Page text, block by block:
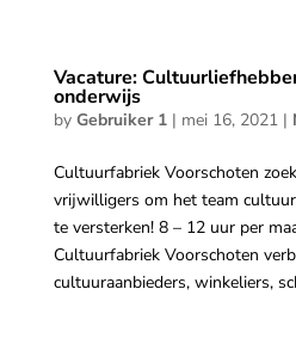
Vacature:
onderwijs
by Gebruiker 1| mei 16, 2021|
Cultuurfabriek Voorschoten
vrijwilligers om het team
te versterken! 8 – 12 uur per
Cultuurfabriek Voorschoten
cultuuraanbieders, winkeliers,